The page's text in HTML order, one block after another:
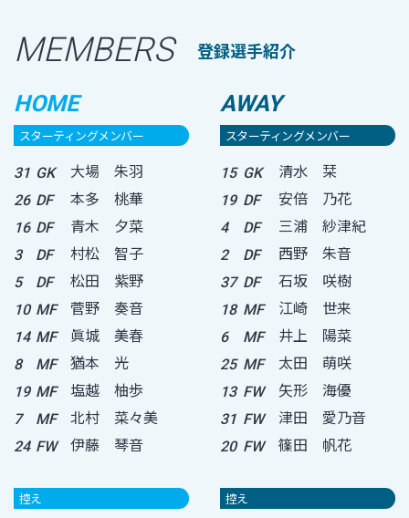
MEMBERS 登録選手紹介
HOME
スターティングメンバー
31 GK 大場 朱羽
26 DF 本多 桃華
16 DF 青木 夕菜
3 DF 村松 智子
5 DF 松田 紫野
10 MF 菅野 奏音
14 MF 眞城 美春
8 MF 猶本 光
19 MF 塩越 柚歩
7 MF 北村 菜々美
24 FW 伊藤 琴音
控え
AWAY
スターティングメンバー
15 GK 清水 栞
19 DF 安倍 乃花
4 DF 三浦 紗津紀
2 DF 西野 朱音
37 DF 石坂 咲樹
18 MF 江崎 世来
6 MF 井上 陽菜
25 MF 太田 萌咲
13 FW 矢形 海優
31 FW 津田 愛乃音
20 FW 篠田 帆花
控え